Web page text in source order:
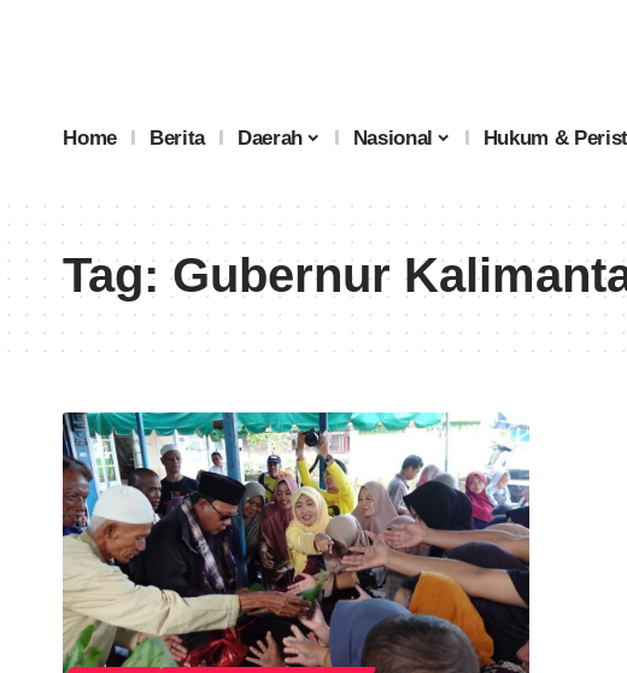
Home Berita Daerah Nasional Hukum &
Tag:Gubernur